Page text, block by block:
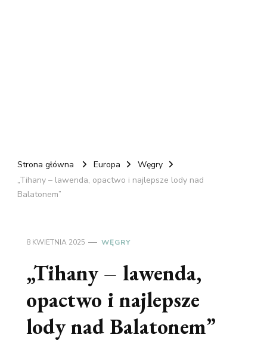
Strona główna Europa
Węgry
„Tihany – lawenda, opactwo i najlepsze lody nad
Balatonem”
8 KWIETNIA 2025 WĘGRY
„Tihany – lawenda,
opactwo i najlepsze
lody nad Balatonem”